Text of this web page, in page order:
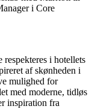
i Core
i hotellets
af skønheden i
mulighed for
med moderne, tidløs
inspiration fra